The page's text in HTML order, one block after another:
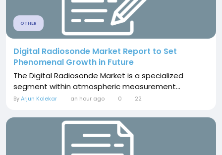
OTHER
Digital Radiosonde Market Report to Set
Phenomenal Growth in Future
The Digital Radiosonde Market is a specialized
segment within atmospheric measurement...
ByArjun Kolekar an hour ago 0 22